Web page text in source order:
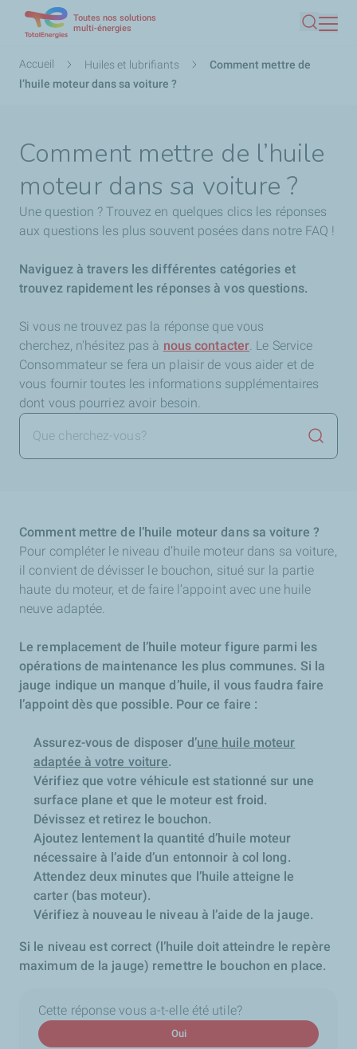
contenu
Toutes nos solutions
multi-énergies
Fil
d'Ariane
Accueil Huiles et lubrifiants
Comment mettre de
l’huile moteur dans sa voiture ?
Comment mettre de l’huile
moteur dans sa voiture ?
Une question ? Trouvez en quelques clics les réponses
aux questions les plus souvent posées dans notre FAQ !
Naviguez à travers les différentes catégories et
trouvez rapidement les réponses à vos questions.
Si vous ne trouvez pas la réponse que vous
cherchez, n'hésitez pas à nous contacter. Le Service
Consommateur se fera un plaisir de vous aider et de
vous fournir toutes les informations supplémentaires
dont vous pourriez avoir besoin.
Comment mettre de l’huile moteur dans sa voiture ?
Pour compléter le niveau d’huile moteur dans sa voiture,
il convient de dévisser le bouchon, situé sur la partie
haute du moteur, et de faire l’appoint avec une huile
neuve adaptée.
Le remplacement de l’huile moteur figure parmi les
opérations de maintenance les plus communes. Si la
jauge indique un manque d’huile, il vous faudra faire
l’appoint dès que possible. Pour ce faire :
Assurez-vous de disposer d’une huile moteur
adaptée à votre voiture.
Vérifiez que votre véhicule est stationné sur une
surface plane et que le moteur est froid.
Dévissez et retirez le bouchon.
Ajoutez lentement la quantité d’huile moteur
nécessaire à l’aide d’un entonnoir à col long.
Attendez deux minutes que l’huile atteigne le
carter (bas moteur).
Vérifiez à nouveau le niveau à l’aide de la jauge.
Si le niveau est correct (l’huile doit atteindre le repère
maximum de la jauge) remettre le bouchon en place.
Cette réponse vous a-t-elle été utile?
Oui